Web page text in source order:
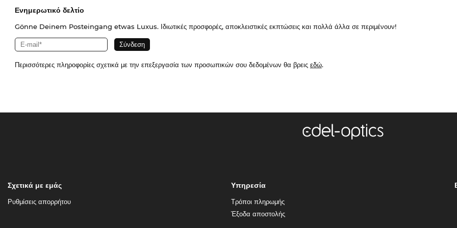
Ενημερωτικό δελτίο
Gönne Deinem Posteingang etwas Luxus. Ιδιωτικές προσφορές, αποκλειστικές εκπτώσεις και πολλά άλλα σε περιμένουν!
Περισσότερες πληροφορίες σχετικά με την επεξεργασία των προσωπικών σου δεδομένων θα βρεις εδώ.
Σχετικά με εμάς
Ρυθμίσεις απορρήτου
Υπηρεσία
Τρόποι πληρωμής
Έξοδα αποστολής